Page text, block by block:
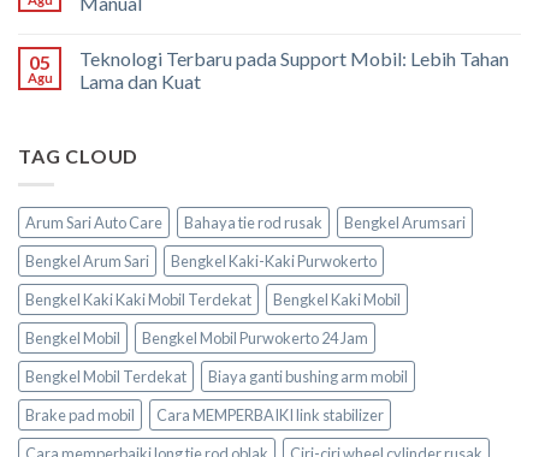
05
Agu
Teknologi Terbaru pada Support Mobil: Lebih Tahan
Lama dan Kuat
TAG CLOUD
Arum Sari Auto Care Bahaya tie rod rusak
Bengkel Arumsari
Bengkel Arum Sari
Bengkel Kaki-Kaki Purwokerto
Bengkel Kaki Kaki Mobil Terdekat
Bengkel Kaki Mobil
Bengkel Mobil
Bengkel Mobil Purwokerto 24 Jam
Bengkel Mobil Terdekat
Biaya ganti bushing arm mobil
Brake pad mobil
Cara MEMPERBAIKI link stabilizer